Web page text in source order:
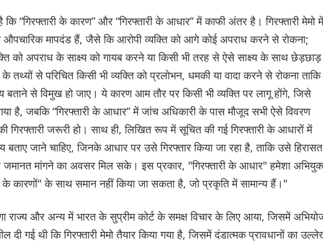
“गिरफ्तारी के कारण” और “गिरफ्तारी के आधार” में काफी अंतर है। गिरफ्तारी मेमो में
औपचारिक मापदंड हैं, जैसे कि आरोपी व्यक्ति को आगे कोई अपराध करने से रोकना;
को अपराध के साक्ष्य को गायब करने या किसी भी तरह से ऐसे साक्ष्य के साथ छेड़छाड़
तथ्यों से परिचित किसी भी व्यक्ति को प्रलोभन, धमकी या वादा करने से रोकना ताकि
से विमुख हो जाए। ये कारण आम तौर पर किसी भी व्यक्ति पर लागू होंगे, जिसे
है, जबकि “गिरफ्तारी के आधार” में जांच अधिकारी के पास मौजूद सभी ऐसे विवरण
गिरफ्तारी जरूरी हो। साथ ही, लिखित रूप में सूचित की गई गिरफ्तारी के आधारों में
बताए जाने चाहिए, जिनके आधार पर उसे गिरफ्तार किया जा रहा है, ताकि उसे
मांगने का अवसर मिल सके। इस प्रकार, "गिरफ्तारी के आधार" हमेशा
के कारणों" के साथ समान नहीं किया जा सकता है, जो प्रकृति में सामान्य हैं।"
राज्य और अन्य में भारत के सुप्रीम कोर्ट के समक्ष विचार के लिए आया, जिसमें
गई थी कि गिरफ्तारी मेमो तैयार किया गया है, जिसमें दंडात्मक प्रावधानों का